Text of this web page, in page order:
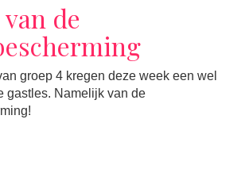
de
groep 4 kregen deze week een wel
gastles. Namelijk van de